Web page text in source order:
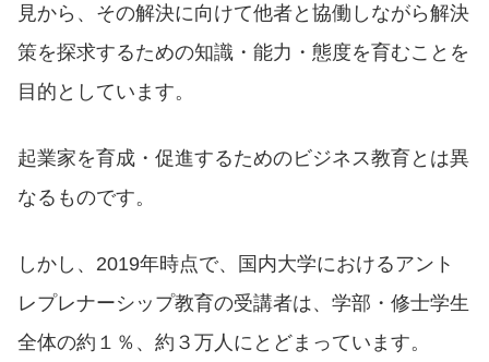
見から、その解決に向けて他者と協働しながら解決
策を探求するための知識・能力・態度を育むことを
目的としています。
起業家を育成・促進するためのビジネス教育とは異
なるものです。
しかし、2019年時点で、国内大学におけるアント
レプレナーシップ教育の受講者は、学部・修士学生
全体の約１％、約３万人にとどまっています。